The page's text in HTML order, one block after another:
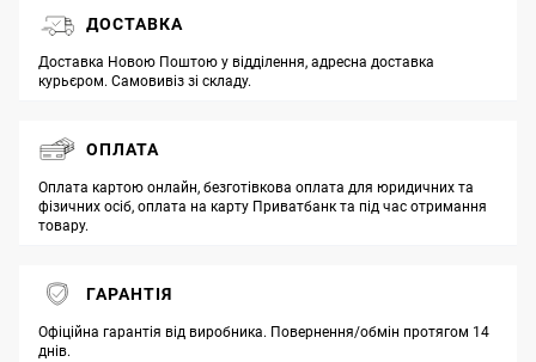
ДОСТАВКА
Доставка Новою Поштою у відділення, адресна доставка
курьєром. Самовивіз зі складу.
ОПЛАТА
Оплата картою онлайн, безготівкова оплата для юридичних та
фізичних осіб, оплата на карту Приватбанк та під час отримання
товару.
ГАРАНТІЯ
Офіційна гарантія від виробника. Повернення/обмін протягом 14
днів.